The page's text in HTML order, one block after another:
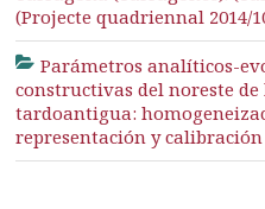
(Projecte quadriennal 2014/
Parámetros analíticos-
constructivas del noreste de
tardoantigua:
representación y calibración